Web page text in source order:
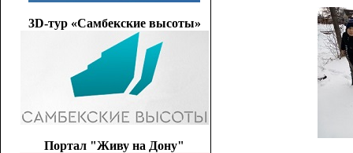
3D-тур «Самбекские высоты»
Портал "Живу на Дону"